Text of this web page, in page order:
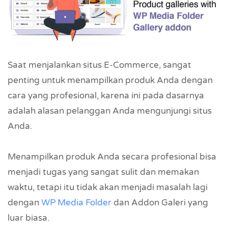
Saat menjalankan situs E-Commerce, sangat
penting untuk menampilkan produk Anda dengan
cara yang profesional, karena ini pada dasarnya
adalah alasan pelanggan Anda mengunjungi situs
Anda.
Menampilkan produk Anda secara profesional bisa
menjadi tugas yang sangat sulit dan memakan
waktu, tetapi itu tidak akan menjadi masalah lagi
dengan WP Media Folderdan Addon Galeri yang
luar biasa.